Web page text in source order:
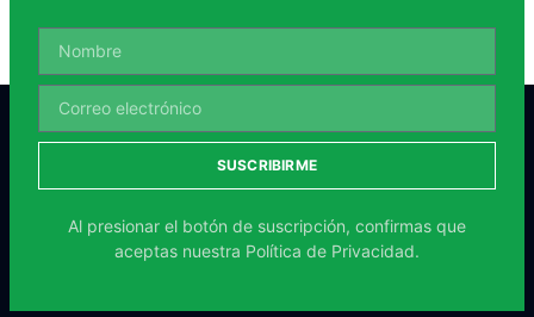
SUSCRIBIRME
Al presionar el botón de suscripción, confirmas que
aceptas nuestra Política de Privacidad.